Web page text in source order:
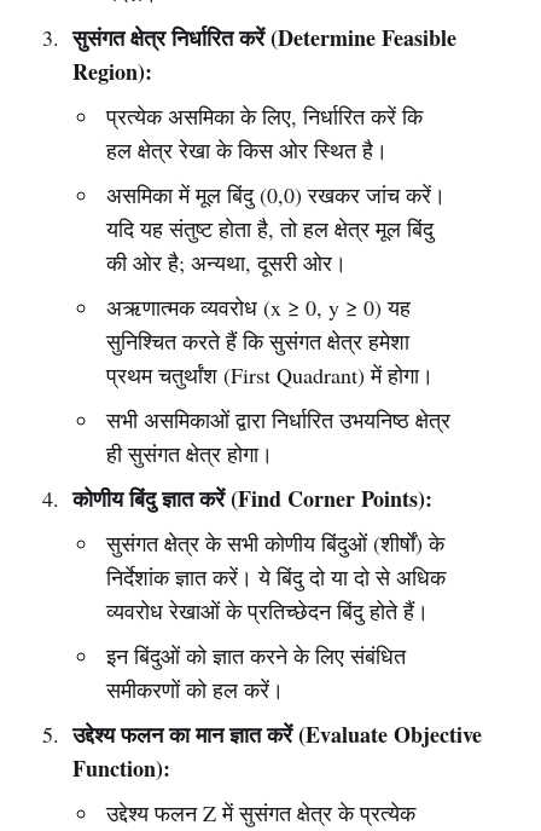
सुसंगत क्षेत्र निर्धारित करें (Determine Feasible
Region):
प्रत्येक असमिका के लिए, निर्धारित करें कि
हल क्षेत्र रेखा के किस ओर स्थित है।
असमिका में मूल बिंदु (0,0) रखकर जांच करें।
यदि यह संतुष्ट होता है, तो हल क्षेत्र मूल बिंदु
की ओर है; अन्यथा, दूसरी ओर।
अऋणात्मक व्यवरोध (x ≥ 0, y ≥ 0) यह
सुनिश्चित करते हैं कि सुसंगत क्षेत्र हमेशा
प्रथम चतुर्थांश (First Quadrant) में होगा।
सभी असमिकाओं द्वारा निर्धारित उभयनिष्ठ क्षेत्र
ही सुसंगत क्षेत्र होगा।
कोणीय बिंदु ज्ञात करें (Find Corner Points):
सुसंगत क्षेत्र के सभी कोणीय बिंदुओं (शीर्षों) के
निर्देशांक ज्ञात करें। ये बिंदु दो या दो से अधिक
व्यवरोध रेखाओं के प्रतिच्छेदन बिंदु होते हैं।
इन बिंदुओं को ज्ञात करने के लिए संबंधित
समीकरणों को हल करें।
उद्देश्य फलन का मान ज्ञात करें (Evaluate Objective
Function):
उद्देश्य फलन Z में सुसंगत क्षेत्र के प्रत्येक